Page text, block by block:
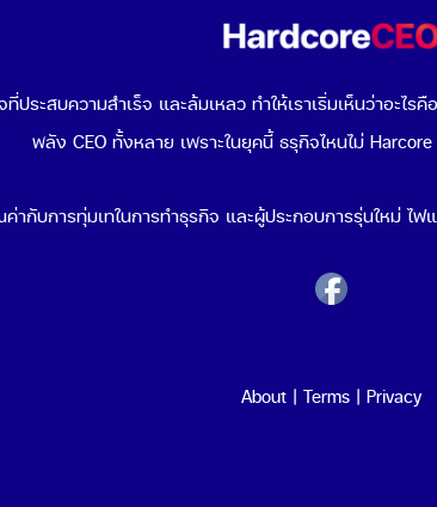
ระสบความสำเร็จ และล้มเหลว ทำให้เราเริ่มเห็นว่าอะไร
พลัง CEO ทั้งหลาย เพราะในยุคนี้ ธรุกิจไหนไม่
ค่ากับการทุ่มเทในการทำธุรกิจ และผู้ประกอบการรุ่นใหม่
About| Terms| Privacy